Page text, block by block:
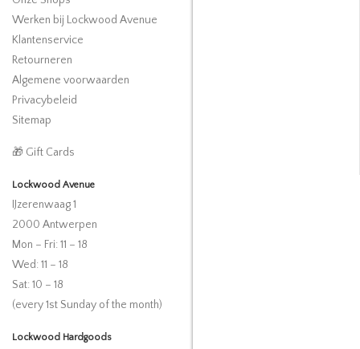
Werken bij Lockwood Avenue
Klantenservice
Retourneren
Algemene voorwaarden
Privacybeleid
Sitemap
🎁 Gift Cards
Lockwood Avenue
IJzerenwaag 1
2000 Antwerpen
Mon – Fri: 11 – 18
Wed: 11 – 18
Sat: 10 – 18
(every 1st Sunday of the month)
Lockwood Hardgoods